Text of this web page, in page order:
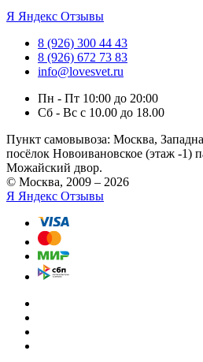
Я Яндекс Отзывы
8 (926) 300 44 43
8 (926) 672 73 83
info@lovesvet.ru
Пн - Пт 10:00 до 20:00
Сб - Вс с 10.00 до 18.00
Пункт самовывоза: Москва,
посёлок Новоивановское (этаж -1)
Можайский двор.
© Москва, 2009 – 2026
Я Яндекс Отзывы